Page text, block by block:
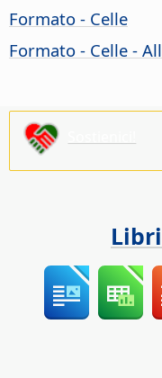
Formato - Celle
Formato - Celle -